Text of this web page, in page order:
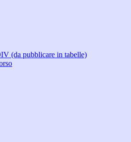
(da pubblicare in tabelle)